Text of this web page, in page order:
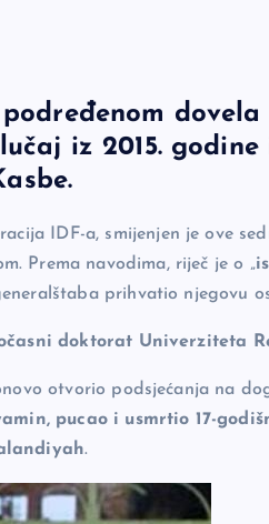
dovela
iz 2015.
IDF-a, smijenjen je ove
Prema navodima, riječ je o „
prihvatio njegovu
doktorat Univerziteta
otvorio podsjećanja na
pucao i usmrtio 17-
.